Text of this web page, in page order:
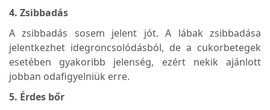
4. Zsibbadás
A zsibbadás sosem jelent jót. A lábak zsibbadása
jelentkezhet idegroncsolódásból, de a cukorbetegek
esetében gyakoribb jelenség, ezért nekik ajánlott
jobban odafigyelniük erre.
5. Érdes bőr